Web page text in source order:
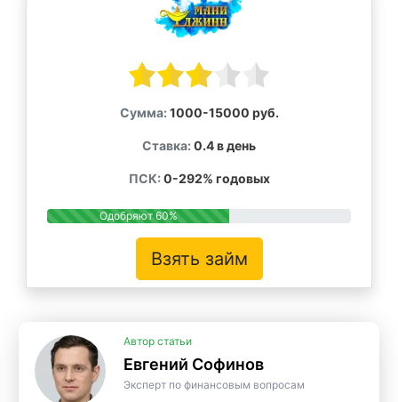
Сумма: 1000-15000 руб.
Ставка: 0.4 в день
ПСК: 0-292% годовых
Одобряют 60%
Взять займ
Автор статьи
Евгений Софинов
Эксперт по финансовым вопросам